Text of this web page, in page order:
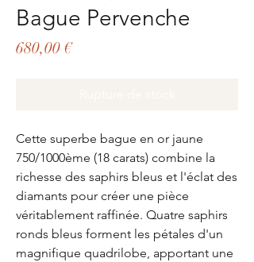
Bague Pervenche
680,00 €Prix
Cette superbe bague en or jaune
750/1000ème (18 carats) combine la
richesse des saphirs bleus et l'éclat des
diamants pour créer une pièce
véritablement raffinée. Quatre saphirs
ronds bleus forment les pétales d'un
magnifique quadrilobe, apportant une